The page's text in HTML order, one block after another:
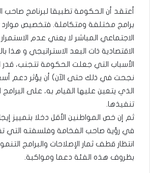
أعتقد أن الحكومة تطبيقا لبرنامج صاحب
برامج مختلفة ومتكاملة. فتخصيص موارد
الاجتماعي المباشر لا يعني عدم
الاقتصادية ذات البعد الاستراتيجي و هذا
الأسباب التي جعلت الحكومة تتجنب،
نجحت في ذلك حتى الآن) أن يؤثر دعم
الذي يتعين عليها القيام به، على البرامج
تنفيذها.
ثم إن خص المواطنين الأقل دخلا بتمييز
في رؤية صاحب الفخامة وفلسفته التي
انتظار قطف ثمار الإصلاحات والبرامج
بظروف هذه الفئة دعما ومواكبة.